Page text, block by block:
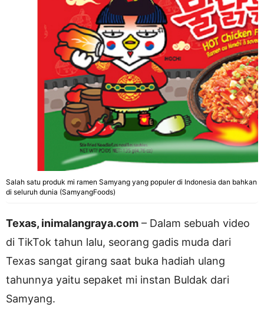
Salah satu produk mi ramen Samyang yang populer di Indonesia dan bahkan
di seluruh dunia (SamyangFoods)
Texas, inimalangraya.com – Dalam sebuah video
di TikTok tahun lalu, seorang gadis muda dari
Texas sangat girang saat buka hadiah ulang
tahunnya yaitu sepaket mi instan Buldak dari
Samyang.